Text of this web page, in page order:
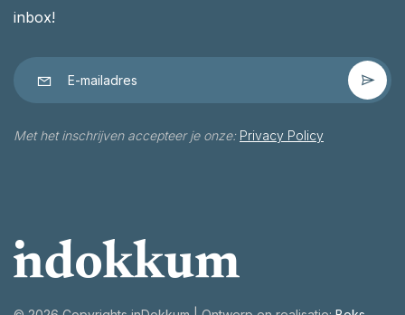
inbox!
Met het inschrijven accepteer je onze: Privacy Policy